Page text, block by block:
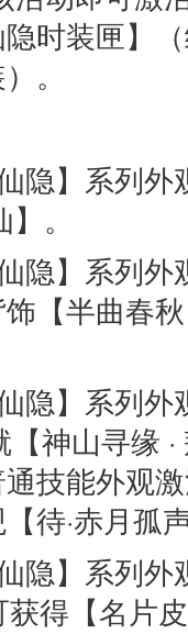
时装匣】
。
隐】系列
。
隐】系列
【半曲春
隐】系列
神山寻缘
技能外观
待·赤月孤
隐】系列
得【名片